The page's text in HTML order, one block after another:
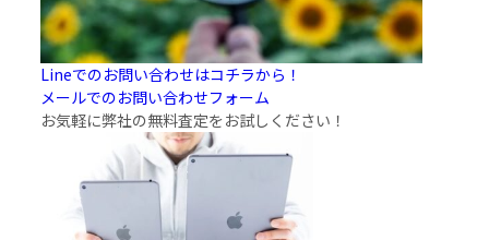
Lineでのお問い合わせはコチラから！
メールでのお問い合わせフォーム
お気軽に弊社の無料査定をお試しください！